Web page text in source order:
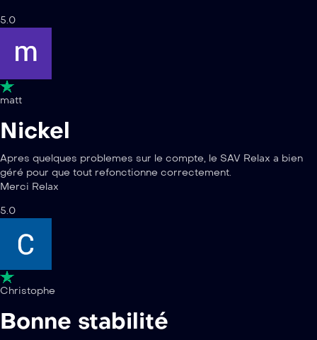
5.0
matt
Nickel
Apres quelques problemes sur le compte, le SAV Relax a bien
géré pour que tout refonctionne correctement.
Merci Relax
5.0
Christophe
Bonne stabilité